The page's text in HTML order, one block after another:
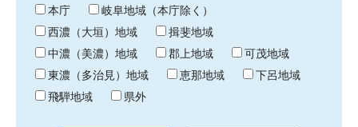
わ
り
本庁
岐阜地域（本庁除く）
西濃（大垣）地域
揖斐地域
中濃（美濃）地域
郡上地域
可茂地域
東濃（多治見）地域
恵那地域
下呂地域
飛騨地域
県外